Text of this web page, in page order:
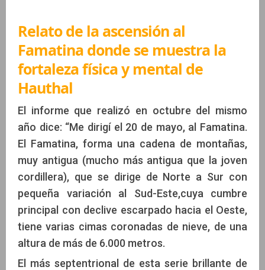
Relato de la ascensión al
Famatina donde se muestra la
fortaleza física y mental de
Hauthal
El informe que realizó en octubre del mismo
año dice: “Me dirigí el 20 de mayo, al Famatina.
El Famatina, forma una cadena de montañas,
muy antigua (mucho más antigua que la joven
cordillera), que se dirige de Norte a Sur con
pequeña variación al Sud-Este,cuya cumbre
principal con declive escarpado hacia el Oeste,
tiene varias cimas coronadas de nieve, de una
altura de más de 6.000 metros.
El más septentrional de esta serie brillante de